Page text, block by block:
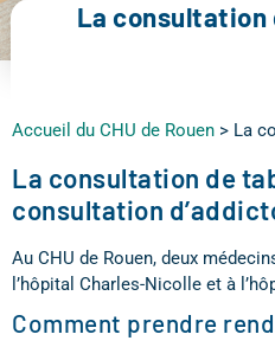
La consultation
Accueil du CHU de Rouen > La
La consultation de
consultation
Au CHU de Rouen, deux
l’hôpital Charles-Nicolle et à
Comment prendre